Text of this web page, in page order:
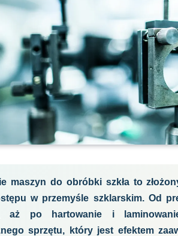
maszyn do obróbki szkła to
w przemyśle szklarskim. Od
aż po hartowanie i
sprzętu, który jest efektem